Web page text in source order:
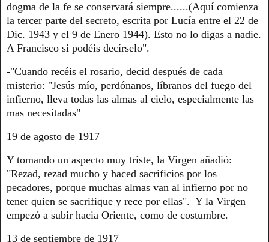
dogma de la fe se conservará siempre......(Aquí comienza
la tercer parte del secreto, escrita por Lucía entre el 22 de
Dic. 1943 y el 9 de Enero 1944). Esto no lo digas a nadie.
A Francisco si podéis decírselo".
-"Cuando recéis el rosario, decid después de cada
misterio: "Jesús mío, perdónanos, líbranos del fuego del
infierno, lleva todas las almas al cielo, especialmente las
mas necesitadas"
19 de agosto de 1917
Y tomando un aspecto muy triste, la Virgen añadió:
"Rezad, rezad mucho y haced sacrificios por los
pecadores, porque muchas almas van al infierno por no
tener quien se sacrifique y rece por ellas". Y la Virgen
empezó a subir hacia Oriente, como de costumbre.
13 de septiembre de 1917